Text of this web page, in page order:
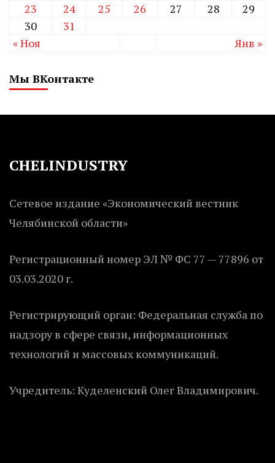
23
24 25 26 27 28
29
30
31
« Ноя
Янв »
Мы ВКонтакте
CHELINDUSTRY
Сетевое издание «Экономический вестник
Челябинской области»
Регистрационный номер ЭЛ № ФС 77 — 77896 от
03.03.2020 г.
Регистрирующий орган: Федеральная служба по
надзору в сфере связи, информационных
технологий и массовых коммуникаций.
Учредитель: Куделенский Олег Владимирович.